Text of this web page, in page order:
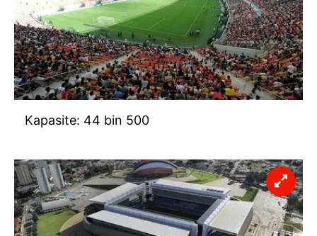
Kapasite: 44 bin 500